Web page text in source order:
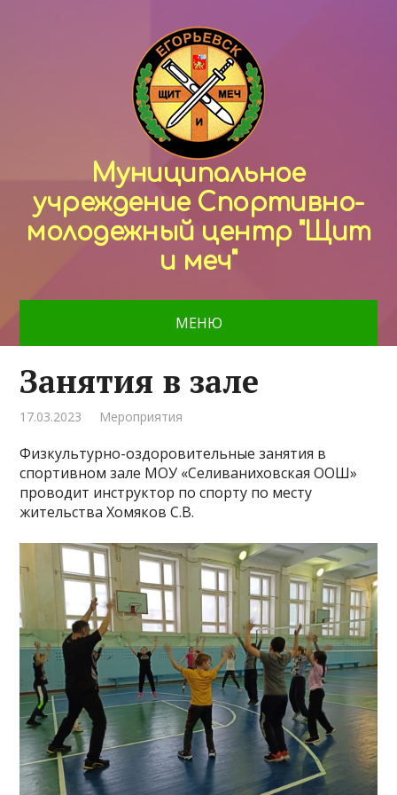
Муниципальное
учреждение Спортивно-
молодежный центр "Щит
и меч"
МЕНЮ
Занятия в зале
17.03.2023 Мероприятия
Физкультурно-оздоровительные занятия в
спортивном зале МОУ «Селиваниховская ООШ»
проводит инструктор по спорту по месту
жительства Хомяков С.В.